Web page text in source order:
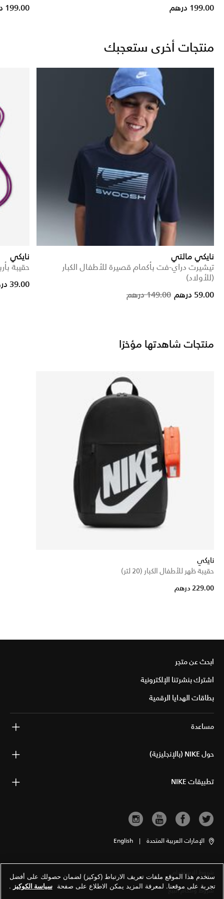
199.00 درهم
199.00 درهم
منتجات أخرى ستعجبك
نايكي مالتي
تيشيرت دراي-فت بأكمام قصيرة للأطفال الكبار
(للأولاد)
Price reduced from
149.00 درهم 59.00 درهم
نايكي
حقيبة
reduced from
to
39.00 درهم
منتجات شاهدتها مؤخرًا
نايكي
حقيبة ظهر للأطفال الكبار (20 لتر)
229.00 درهم
ابحث عن متجر
اشترك بنشرتنا الإلكترونية
بطاقات الهدايا الرقمية
مساعدة
حول NIKE (بالإنجليزية)
تطبيقات NIKE
الإمارات العربية المتحدة |
English
شروط الاستخدام
شروط وأحكام البيع
ستخدم هذا الموقع ملفات تعريف الارتباط (كوكيز) لضمان حصولك على أفضل
تجربة على موقعنا. لمعرفة المزيد يمكن الاطلاع على صفحة سياسة الكوكيز .